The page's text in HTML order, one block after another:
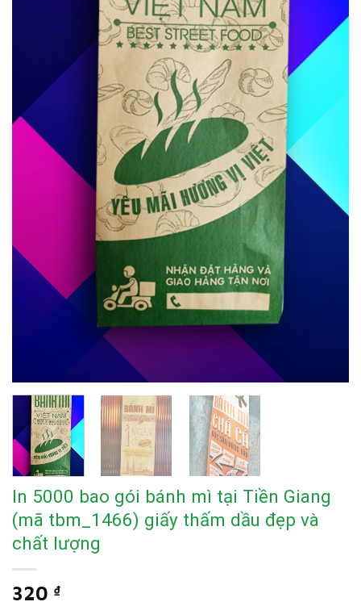
In 5000 bao gói bánh mì tại Tiền Giang
(mã tbm_1466) giấy thấm dầu đẹp và
chất lượng
320 ₫